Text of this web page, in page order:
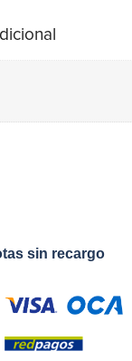
sin recargo